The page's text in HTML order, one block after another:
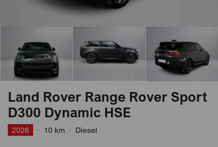
Land Rover Range Rover Sport
D300 Dynamic HSE
2026 10 km
Diesel